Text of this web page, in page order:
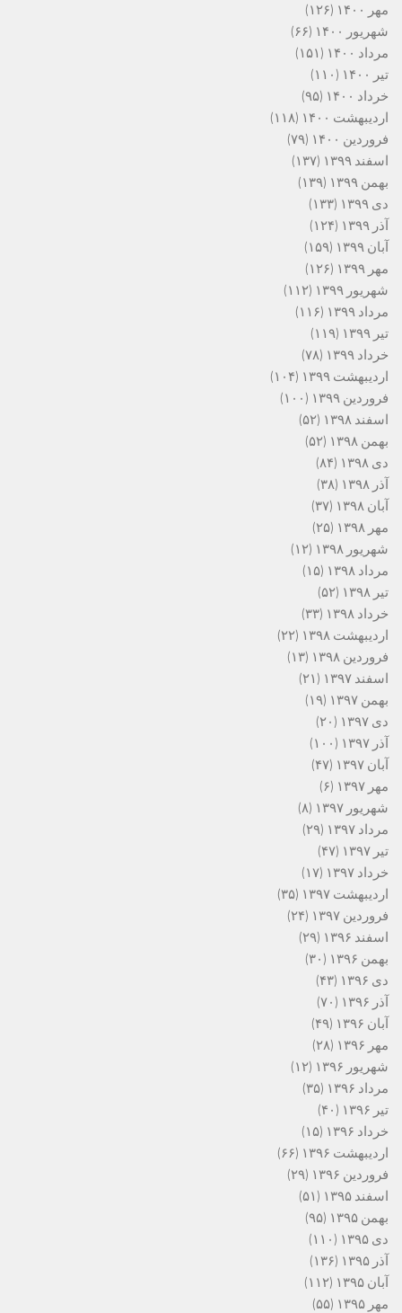
مهر ۱۴۰۰
(۱۲۶)
شهریور ۱۴۰۰
(۶۶)
مرداد ۱۴۰۰
(۱۵۱)
تیر ۱۴۰۰
(۱۱۰)
خرداد ۱۴۰۰
(۹۵)
اردیبهشت ۱۴۰۰
(۱۱۸)
فروردین ۱۴۰۰
(۷۹)
اسفند ۱۳۹۹
(۱۳۷)
بهمن ۱۳۹۹
(۱۳۹)
دی ۱۳۹۹
(۱۳۳)
آذر ۱۳۹۹
(۱۲۴)
آبان ۱۳۹۹
(۱۵۹)
مهر ۱۳۹۹
(۱۲۶)
شهریور ۱۳۹۹
(۱۱۲)
مرداد ۱۳۹۹
(۱۱۶)
تیر ۱۳۹۹
(۱۱۹)
خرداد ۱۳۹۹
(۷۸)
اردیبهشت ۱۳۹۹
(۱۰۴)
فروردین ۱۳۹۹
(۱۰۰)
اسفند ۱۳۹۸
(۵۲)
بهمن ۱۳۹۸
(۵۲)
دی ۱۳۹۸
(۸۴)
آذر ۱۳۹۸
(۳۸)
آبان ۱۳۹۸
(۳۷)
مهر ۱۳۹۸
(۲۵)
شهریور ۱۳۹۸
(۱۲)
مرداد ۱۳۹۸
(۱۵)
تیر ۱۳۹۸
(۵۲)
خرداد ۱۳۹۸
(۳۳)
اردیبهشت ۱۳۹۸
(۲۲)
فروردین ۱۳۹۸
(۱۳)
اسفند ۱۳۹۷
(۲۱)
بهمن ۱۳۹۷
(۱۹)
دی ۱۳۹۷
(۲۰)
آذر ۱۳۹۷
(۱۰۰)
آبان ۱۳۹۷
(۴۷)
مهر ۱۳۹۷
(۶)
شهریور ۱۳۹۷
(۸)
مرداد ۱۳۹۷
(۲۹)
تیر ۱۳۹۷
(۴۷)
خرداد ۱۳۹۷
(۱۷)
اردیبهشت ۱۳۹۷
(۳۵)
فروردین ۱۳۹۷
(۲۴)
اسفند ۱۳۹۶
(۲۹)
بهمن ۱۳۹۶
(۳۰)
دی ۱۳۹۶
(۴۳)
آذر ۱۳۹۶
(۷۰)
آبان ۱۳۹۶
(۴۹)
مهر ۱۳۹۶
(۲۸)
شهریور ۱۳۹۶
(۱۲)
مرداد ۱۳۹۶
(۳۵)
تیر ۱۳۹۶
(۴۰)
خرداد ۱۳۹۶
(۱۵)
اردیبهشت ۱۳۹۶
(۶۶)
فروردین ۱۳۹۶
(۲۹)
اسفند ۱۳۹۵
(۵۱)
بهمن ۱۳۹۵
(۹۵)
دی ۱۳۹۵
(۱۱۰)
آذر ۱۳۹۵
(۱۳۶)
آبان ۱۳۹۵
(۱۱۲)
مهر ۱۳۹۵
(۵۵)